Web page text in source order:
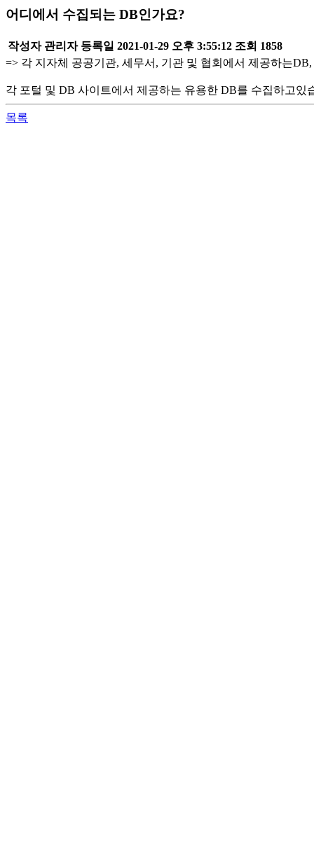
어디에서 수집되는 DB인가요?
작성자 관리자 등록일 2021-01-29 오후 3:55:12 조회 1858
=> 각 지자체 공공기관, 세무서, 기관 및 협회에서 제공하는
각 포털 및 DB 사이트에서 제공하는 유용한 DB를 수집하고있
목록